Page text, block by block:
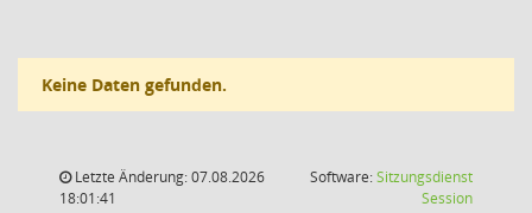
Keine Daten gefunden.
Letzte Änderung: 07.08.2026
18:01:41
Software:Sitzungsdienst
Session(Wird in